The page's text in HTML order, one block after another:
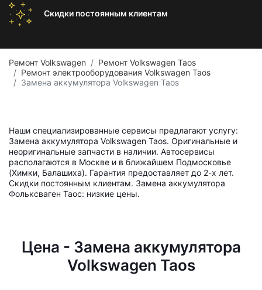
Скидки постоянным клиентам
Ремонт Volkswagen
Ремонт Volkswagen Taos
Ремонт электрооборудования Volkswagen Taos
Замена аккумулятора Volkswagen Taos
Наши специализированные сервисы предлагают услугу:
Замена аккумулятора Volkswagen Taos. Оригинальные и
неоригинальные запчасти в наличии. Автосервисы
располагаются в Москве и в ближайшем Подмосковье
(Химки, Балашиха). Гарантия предоставляет до 2-х лет.
Скидки постоянным клиентам. Замена аккумулятора
Фольксваген Таос: низкие цены.
Цена - Замена аккумулятора
Volkswagen Taos